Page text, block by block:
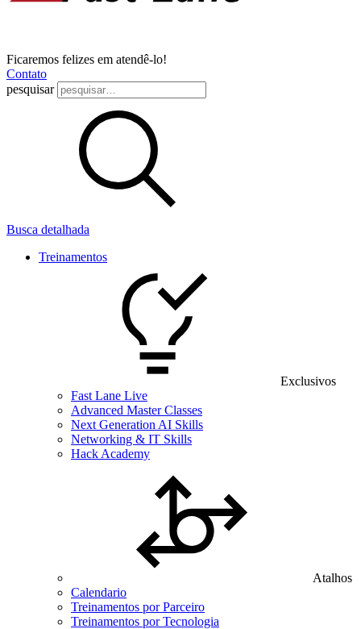
Ficaremos felizes em atendê-lo!
Contato
pesquisar
Busca detalhada
Treinamentos
Exclusivos
Fast Lane Live
Advanced Master Classes
Next Generation AI Skills
Networking & IT Skills
Hack Academy
Atalhos
Calendario
Treinamentos por Parceiro
Treinamentos por Tecnologia